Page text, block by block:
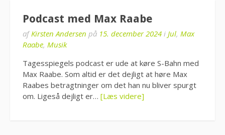
Podcast med Max Raabe
afKirsten Andersen på 15. december 2024 i Jul, Max
Raabe, Musik
Tagesspiegels podcast er ude at køre S-Bahn med
Max Raabe. Som altid er det dejligt at høre Max
Raabes betragtninger om det han nu bliver spurgt
om. Ligeså dejligt er… [Læs videre]